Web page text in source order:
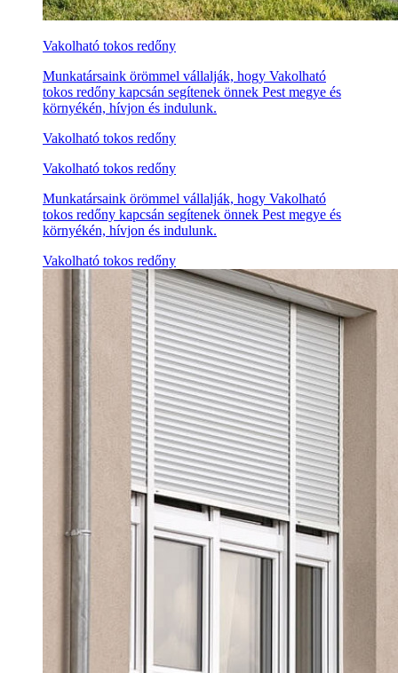
Vakolható tokos redőny
Munkatársaink örömmel vállalják, hogy Vakolható
tokos redőny kapcsán segítenek önnek Pest megye és
környékén, hívjon és indulunk.
Vakolható tokos redőny
Vakolható tokos redőny
Munkatársaink örömmel vállalják, hogy Vakolható
tokos redőny kapcsán segítenek önnek Pest megye és
környékén, hívjon és indulunk.
Vakolható tokos redőny